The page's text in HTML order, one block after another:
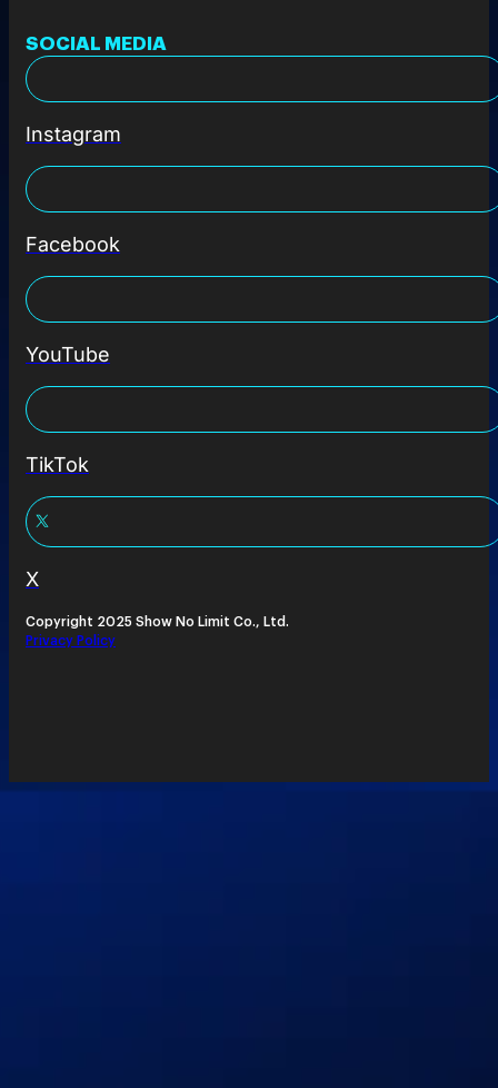
SOCIAL MEDIA
Instagram
Facebook
YouTube
TikTok
X
Copyright 2025 Show No Limit Co., Ltd.
Privacy Policy